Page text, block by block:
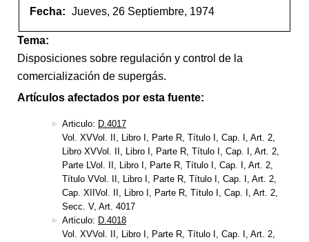
Fecha: Jueves, 26 Septiembre, 1974
Tema:
Disposiciones sobre regulación y control de la
comercialización de supergás.
Artículos afectados por esta fuente:
Articulo: D.4017
Vol. XVVol. II, Libro I, Parte R, Título I, Cap. I, Art. 2,
Libro XVVol. II, Libro I, Parte R, Título I, Cap. I, Art. 2,
Parte LVol. II, Libro I, Parte R, Título I, Cap. I, Art. 2,
Título VVol. II, Libro I, Parte R, Título I, Cap. I, Art. 2,
Cap. XIIVol. II, Libro I, Parte R, Título I, Cap. I, Art. 2,
Secc. V, Art. 4017
Articulo: D.4018
Vol. XVVol. II, Libro I, Parte R, Título I, Cap. I, Art. 2,